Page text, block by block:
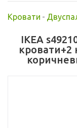
Кровати -
IKEA